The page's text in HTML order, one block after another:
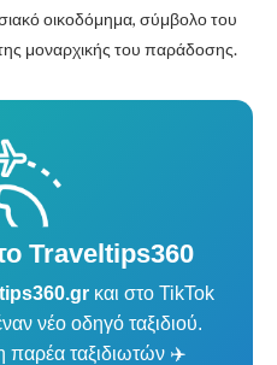
οικοδόμημα, σύμβολο του
μοναρχικής του παράδοσης.
Traveltips360
και στο TikTok
νέο οδηγό ταξιδιού.
παρέα ταξιδιωτών ✈️